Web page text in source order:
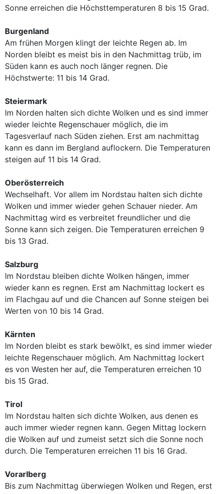
Sonne erreichen die Höchsttemperaturen 8 bis 15 Grad.
Burgenland
Am frühen Morgen klingt der leichte Regen ab. Im
Norden bleibt es meist bis in den Nachmittag trüb, im
Süden kann es auch noch länger regnen. Die
Höchstwerte: 11 bis 14 Grad.
Steiermark
Im Norden halten sich dichte Wolken und es sind immer
wieder leichte Regenschauer möglich, die im
Tagesverlauf nach Süden ziehen. Erst am nachmittag
kann es dann im Bergland auflockern. Die Temperaturen
steigen auf 11 bis 14 Grad.
Oberösterreich
Wechselhaft. Vor allem im Nordstau halten sich dichte
Wolken und immer wieder gehen Schauer nieder. Am
Nachmittag wird es verbreitet freundlicher und die
Sonne kann sich zeigen. Die Temperaturen erreichen 9
bis 13 Grad.
Salzburg
Im Nordstau bleiben dichte Wolken hängen, immer
wieder kann es regnen. Erst am Nachmittag lockert es
im Flachgau auf und die Chancen auf Sonne steigen bei
Werten von 10 bis 14 Grad.
Kärnten
Im Norden bleibt es stark bewölkt, es sind immer wieder
leichte Regenschauer möglich. Am Nachmittag lockert
es von Westen her auf, die Temperaturen erreichen 10
bis 15 Grad.
Tirol
Im Nordstau halten sich dichte Wolken, aus denen es
auch immer wieder regnen kann. Gegen Mittag lockern
die Wolken auf und zumeist setzt sich die Sonne noch
durch. Die Temperaturen erreichen 11 bis 16 Grad.
Vorarlberg
Bis zum Nachmittag überwiegen Wolken und Regen, erst